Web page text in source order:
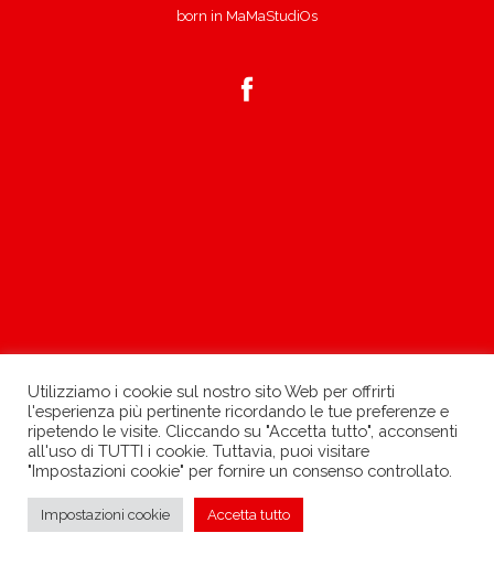
»
born in MaMaStudiOs
Utilizziamo i cookie sul nostro sito Web per offrirti
l'esperienza più pertinente ricordando le tue preferenze e
ripetendo le visite. Cliccando su "Accetta tutto", acconsenti
all'uso di TUTTI i cookie. Tuttavia, puoi visitare
"Impostazioni cookie" per fornire un consenso controllato.
Impostazioni cookie Accetta tutto